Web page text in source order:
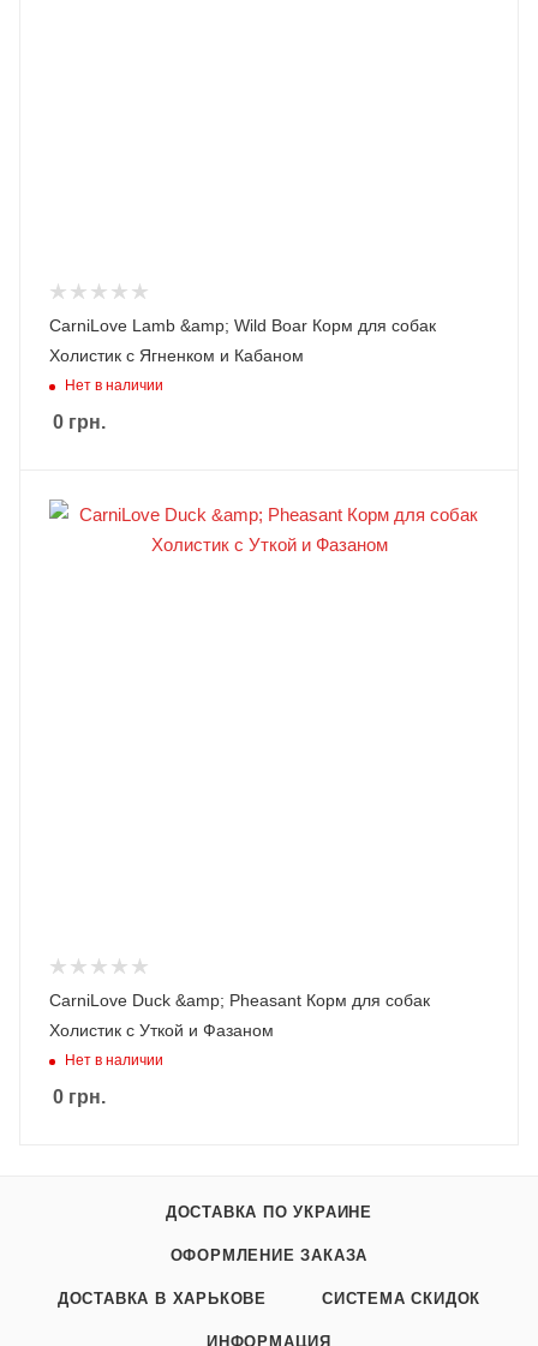
CarniLove Lamb &amp; Wild Boar Корм для собак
Холистик с Ягненком и Кабаном
Нет в наличии
0 грн.
CarniLove Duck &amp; Pheasant Корм для собак
Холистик с Уткой и Фазаном
Нет в наличии
0 грн.
ДОСТАВКА ПО УКРАИНЕ
ОФОРМЛЕНИЕ ЗАКАЗА
ДОСТАВКА В ХАРЬКОВЕ СИСТЕМА СКИДОК
ИНФОРМАЦИЯ